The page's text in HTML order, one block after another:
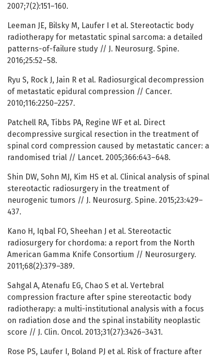
2007;7(2):151–160.
Leeman JE, Bilsky M, Laufer I et al. Stereotactic body
radiotherapy for metastatic spinal sarcoma: a detailed
patterns-of-failure study // J. Neurosurg. Spine.
2016;25:52–58.
Ryu S, Rock J, Jain R et al. Radiosurgical decompression
of metastatic epidural compression // Cancer.
2010;116:2250–2257.
Patchell RA, Tibbs PA, Regine WF et al. Direct
decompressive surgical resection in the treatment of
spinal cord compression caused by metastatic cancer: a
randomised trial // Lancet. 2005;366:643–648.
Shin DW, Sohn MJ, Kim HS et al. Clinical analysis of spinal
stereotactic radiosurgery in the treatment of
neurogenic tumors // J. Neurosurg. Spine. 2015;23:429–
437.
Kano H, Iqbal FO, Sheehan J et al. Stereotactic
radiosurgery for chordoma: a report from the North
American Gamma Knife Consortium // Neurosurgery.
2011;68(2):379–389.
Sahgal A, Atenafu EG, Chao S et al. Vertebral
compression fracture after spine stereotactic body
radiotherapy: a multi-institutional analysis with a focus
on radiation dose and the spinal instability neoplastic
score // J. Clin. Oncol. 2013;31(27):3426–3431.
Rose PS, Laufer I, Boland PJ et al. Risk of fracture after